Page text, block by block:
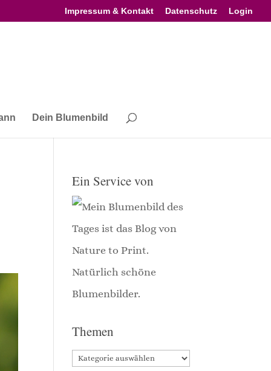
Impressum & Kontakt Datenschutz Login
Dein Blumenbild
Ein Service von
Themen
Themen